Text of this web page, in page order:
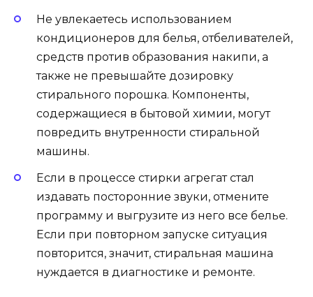
Не увлекаетесь использованием
кондиционеров для белья, отбеливателей,
средств против образования накипи, а
также не превышайте дозировку
стирального порошка. Компоненты,
содержащиеся в бытовой химии, могут
повредить внутренности стиральной
машины.
Если в процессе стирки агрегат стал
издавать посторонние звуки, отмените
программу и выгрузите из него все белье.
Если при повторном запуске ситуация
повторится, значит, стиральная машина
нуждается в диагностике и ремонте.